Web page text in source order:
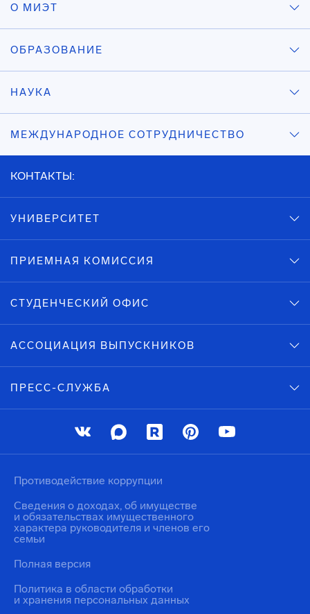
О МИЭТ
ОБРАЗОВАНИЕ
НАУКА
МЕЖДУНАРОДНОЕ СОТРУДНИЧЕСТВО
КОНТАКТЫ:
УНИВЕРСИТЕТ
ПРИЕМНАЯ КОМИССИЯ
СТУДЕНЧЕСКИЙ ОФИС
АССОЦИАЦИЯ ВЫПУСКНИКОВ
ПРЕСС-СЛУЖБА
Политика в области обработки
и хранения персональных данных
Противодействие коррупции
Сведения о доходах, об имуществе
и обязательствах имущественного
характера руководителя и членов его
семьи
Полная версия